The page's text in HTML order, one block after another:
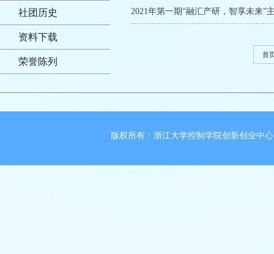
社团历史
资料下载
荣誉陈列
2021年第一期“融汇产研，智享未来”
首
版权所有：浙江大学控制学院创新创